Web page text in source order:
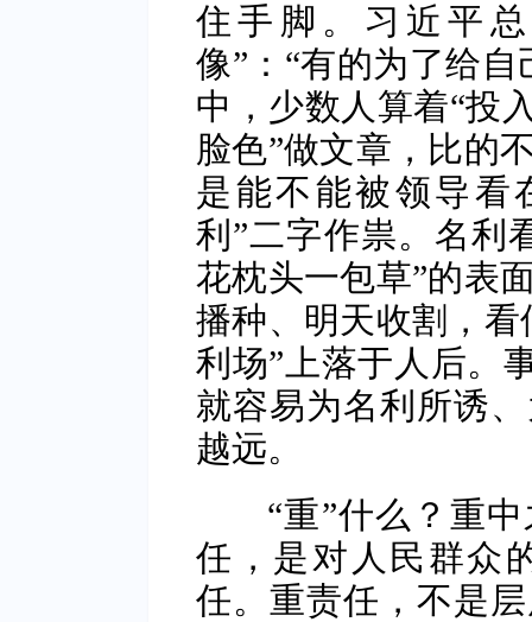
住手脚。习近平
像”：“有的为了给
中，少数人算着“投
脸色”做文章，比的
是能不能被领导看
利”二字作祟。名利
花枕头一包草”的表
播种、明天收割，
利场”上落于人后。
就容易为名利所诱
越远。
“重”什么？重中
任，是对人民群众
任。重责任，不是